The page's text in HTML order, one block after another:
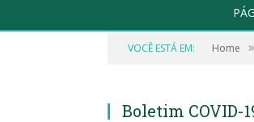
VOCÊ ESTÁ EM: Home »
Boletim COVID-